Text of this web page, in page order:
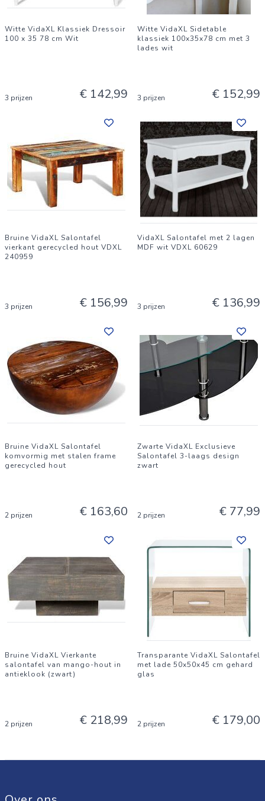
Witte VidaXL Klassiek Dressoir
100 x 35 78 cm Wit
3 prijzen € 142,99
Witte VidaXL Sidetable
klassiek 100x35x78 cm met 3
lades wit
3 prijzen € 152,99
Bruine VidaXL Salontafel
vierkant gerecycled hout VDXL
240959
3 prijzen € 156,99
VidaXL Salontafel met 2 lagen
MDF wit VDXL 60629
3 prijzen € 136,99
Bruine VidaXL Salontafel
komvormig met stalen frame
gerecycled hout
2 prijzen € 163,60
Zwarte VidaXL Exclusieve
Salontafel 3-laags design
zwart
2 prijzen € 77,99
Bruine VidaXL Vierkante
salontafel van mango-hout in
antieklook (zwart)
2 prijzen € 218,99
Transparante VidaXL Salontafel
met lade 50x50x45 cm gehard
glas
2 prijzen € 179,00